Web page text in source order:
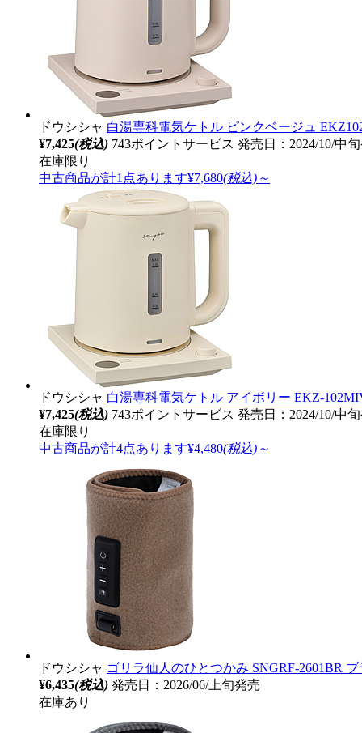
ドウシシャ 白湯専科電気ケトル ピンクベージュ
¥7,425(税込) 743ポイントサービス 発売日：2024/10/中
在庫限り
中古商品が計1点あります¥7,680(税込)～
ドウシシャ 白湯専科電気ケトル アイボリー EKZ-
¥7,425(税込) 743ポイントサービス 発売日：2024/10/中
在庫限り
中古商品が計4点あります¥4,480(税込)～
ドウシシャ ゴリラ仙人のひとつかみ SNGRF-2601BR
¥6,435(税込) 発売日：2026/06/上旬発売
在庫あり